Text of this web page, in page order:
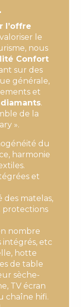
DE SAINT-LARY
l’offre
le
nous
Confort
sur des
générale,
et
diamants.
de la
».
du
harmonie
et
des matelas,
protections
nombre
intégrés, etc
hotte
de table
sèche-
TV écran
chaîne hifi.